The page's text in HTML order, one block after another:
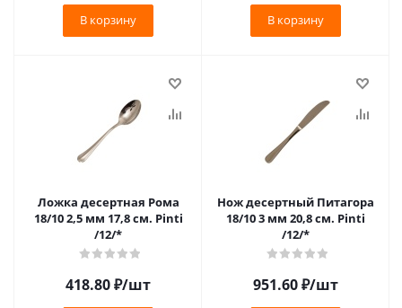
В корзину В корзину
Ложка десертная Рома
18/10 2,5 мм 17,8 см. Pinti
/12/*
418.80₽/шт
Нож десертный Питагора
18/10 3 мм 20,8 см. Pinti
/12/*
951.60₽/шт